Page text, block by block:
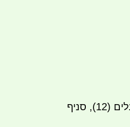
העברה בנקאית לחשבון 12235, בנק הפועלים (12), סניף